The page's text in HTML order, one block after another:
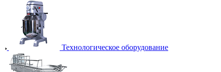
Технологическое оборудование